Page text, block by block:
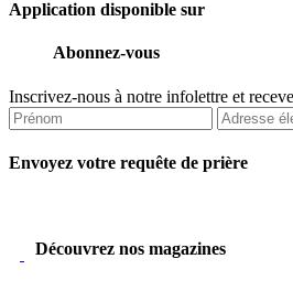
Application disponible sur
Abonnez-vous
Inscrivez-nous à notre infolettre et
Envoyez votre requête de prière
Découvrez nos magazines